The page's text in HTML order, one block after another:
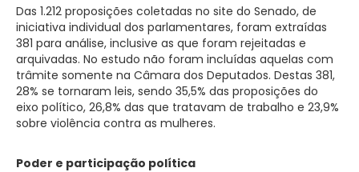
Das 1.212 proposições coletadas no site do Senado, de
iniciativa individual dos parlamentares, foram extraídas
381 para análise, inclusive as que foram rejeitadas e
arquivadas. No estudo não foram incluídas aquelas com
trâmite somente na Câmara dos Deputados. Destas 381,
28% se tornaram leis, sendo 35,5% das proposições do
eixo político, 26,8% das que tratavam de trabalho e 23,9%
sobre violência contra as mulheres.
Poder e participação política